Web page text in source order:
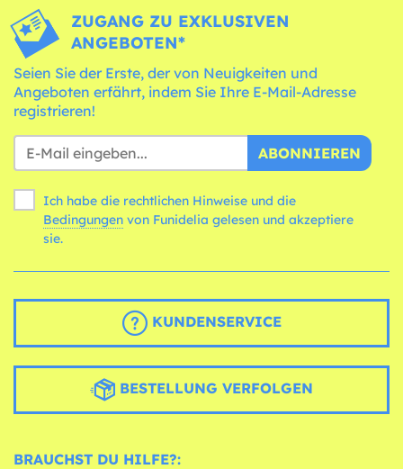
ZUGANG ZU EXKLUSIVEN
ANGEBOTEN*
Seien Sie der Erste, der von Neuigkeiten und
Angeboten erfährt, indem Sie Ihre E-Mail-Adresse
registrieren!
ABONNIEREN
Ich habe die rechtlichen Hinweise und die
Bedingungen
sie.
KUNDENSERVICE
BESTELLUNG VERFOLGEN
BRAUCHST DU HILFE?: